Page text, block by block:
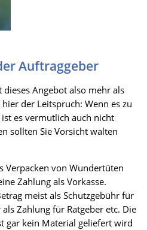
Auftraggeber
Angebot also mehr als
der Leitspruch: Wenn es zu
es vermutlich auch nicht
sollten Sie Vorsicht walten
Verpacken von Wundertüten
Zahlung als Vorkasse.
meist als Schutzgebühr für
Zahlung für Ratgeber etc. Die
gar kein Material geliefert wird